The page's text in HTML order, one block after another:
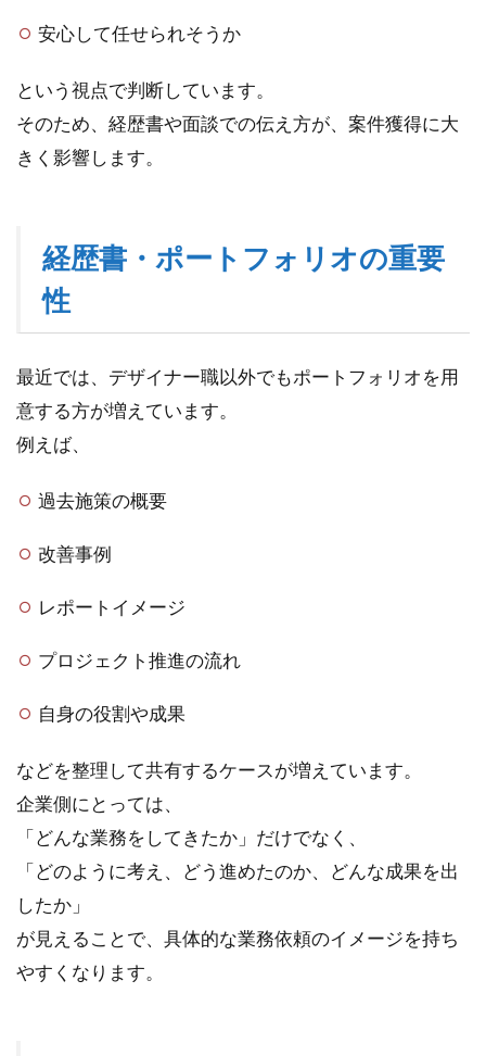
オ
ン
イ
面
談
れ
て
い
る
ポ
ン
ト
4
頼
つ
な
る
ミ
ニ
ケ
シ
ョ
ン
業
務
獲
得
に
安心して任せられそうか
という視点で判断しています。
そのため、経歴書や面談での伝え方が、案件獲得に大
きく影響します。
経歴書・ポートフォリオの重要
性
最近では、デザイナー職以外でもポートフォリオを用
意する方が増えています。
例えば、
過去施策の概要
改善事例
レポートイメージ
プロジェクト推進の流れ
自身の役割や成果
などを整理して共有するケースが増えています。
企業側にとっては、
「どんな業務をしてきたか」だけでなく、
「どのように考え、どう進めたのか、どんな成果を出
したか」
が見えることで、具体的な業務依頼のイメージを持ち
やすくなります。